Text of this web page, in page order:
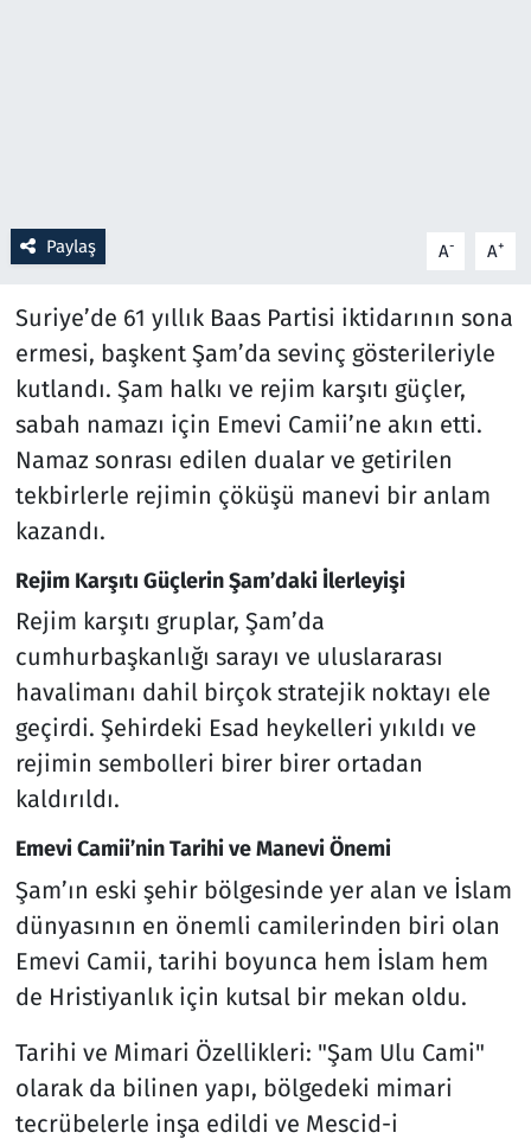
Paylaş A- A+
Suriye’de 61 yıllık Baas Partisi iktidarının sona
ermesi, başkent Şam’da sevinç gösterileriyle
kutlandı. Şam halkı ve rejim karşıtı güçler,
sabah namazı için Emevi Camii’ne akın etti.
Namaz sonrası edilen dualar ve getirilen
tekbirlerle rejimin çöküşü manevi bir anlam
kazandı.
Rejim Karşıtı Güçlerin Şam’daki İlerleyişi
Rejim karşıtı gruplar, Şam’da
cumhurbaşkanlığı sarayı ve uluslararası
havalimanı dahil birçok stratejik noktayı ele
geçirdi. Şehirdeki Esad heykelleri yıkıldı ve
rejimin sembolleri birer birer ortadan
kaldırıldı.
Emevi Camii’nin Tarihi ve Manevi Önemi
Şam’ın eski şehir bölgesinde yer alan ve İslam
dünyasının en önemli camilerinden biri olan
Emevi Camii, tarihi boyunca hem İslam hem
de Hristiyanlık için kutsal bir mekan oldu.
Tarihi ve Mimari Özellikleri: "Şam Ulu Cami"
olarak da bilinen yapı, bölgedeki mimari
tecrübelerle inşa edildi ve Mescid-i
Spor
Teknoloji ve Bilim
Televizyon